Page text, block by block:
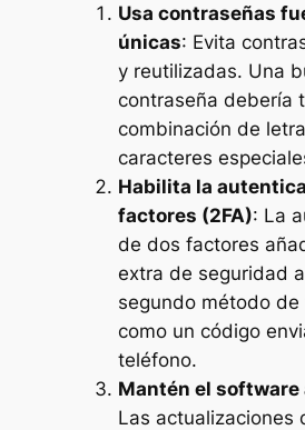
Usa contraseñas
únicas: Evita
y reutilizadas. Una
contraseña debería
combinación de
caracteres
Habilita la
factores (2FA): La
de dos factores
extra de seguridad
segundo método de
como un código
teléfono.
Mantén el
Las actualizaciones